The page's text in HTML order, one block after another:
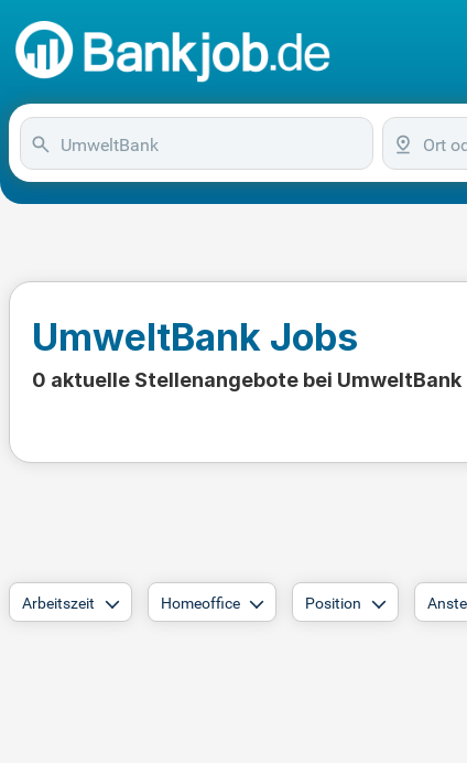
UmweltBank Jobs
0 aktuelle Stellenangebote bei UmweltBank
Arbeitszeit Homeoffice Position